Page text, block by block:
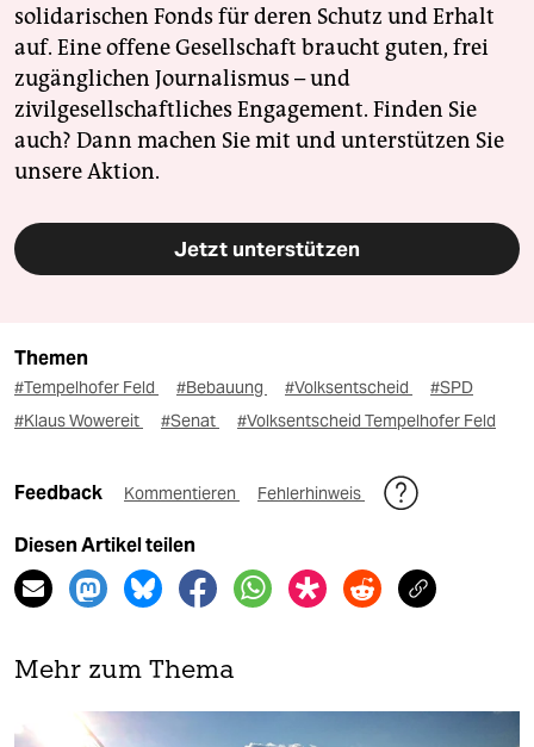
solidarischen Fonds für deren Schutz und Erhalt
auf. Eine offene Gesellschaft braucht guten, frei
zugänglichen Journalismus – und
zivilgesellschaftliches Engagement. Finden Sie
auch? Dann machen Sie mit und unterstützen Sie
unsere Aktion.
Jetzt unterstützen
Themen
#Tempelhofer Feld #Bebauung #Volksentscheid
#SPD
#Klaus Wowereit
#Senat #Volksentscheid Tempelhofer Feld
Feedback Kommentieren Fehlerhinweis
Diesen Artikel teilen
Mehr zum Thema